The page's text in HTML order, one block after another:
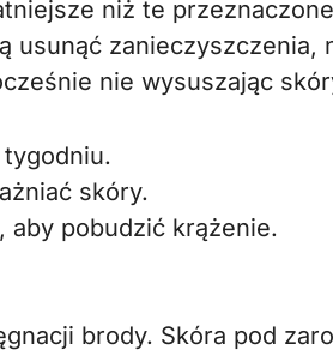
niż te
usunąć zanieczyszczenia,
nie wysuszając
skóry.
aby pobudzić krążenie.
brody. Skóra pod